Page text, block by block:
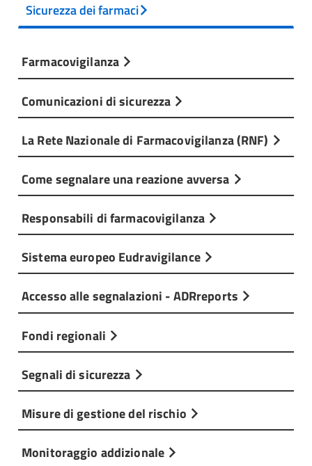
Sicurezza dei farmaci
Farmacovigilanza
Comunicazioni di sicurezza
La Rete Nazionale di Farmacovigilanza (RNF)
Come segnalare una reazione avversa
Responsabili di farmacovigilanza
Sistema europeo Eudravigilance
Accesso alle segnalazioni - ADRreports
Fondi regionali
Segnali di sicurezza
Misure di gestione del rischio
Monitoraggio addizionale